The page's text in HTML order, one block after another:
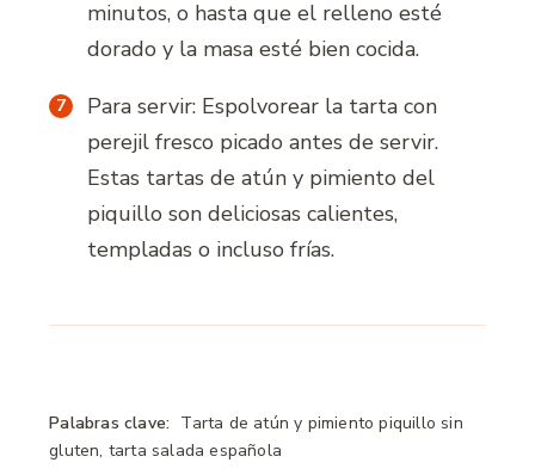
minutos, o hasta que el relleno esté
dorado y la masa esté bien cocida.
Para servir: Espolvorear la tarta con
perejil fresco picado antes de servir.
Estas tartas de atún y pimiento del
piquillo son deliciosas calientes,
templadas o incluso frías.
Palabras clave: Tarta de atún y pimiento piquillo sin
gluten, tarta salada española